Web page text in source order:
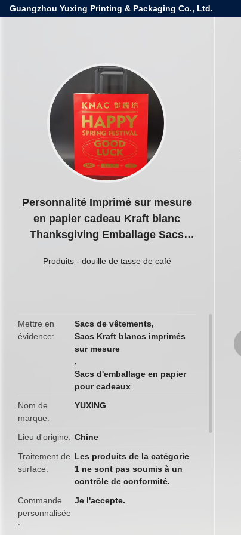
Guangzhou Yuxing Printing & Packaging Co., Ltd.
Personnalité Imprimé sur mesure
en papier cadeau Kraft blanc
Thanksgiving Emballage Sacs
et les vêtements
Produits- douille de tasse de café
Mettre en
évidence
Sacs de vêtements,
Sacs Kraft blancs imprimés
sur mesure
,
Sacs d'emballage en papier
pour cadeaux
Nom de
marque
YUXING
Lieu d'origine
Chine
Traitement de
surface
Les produits de la catégorie
1 ne sont pas soumis à un
contrôle de conformité.
Commande
personnalisée
Je l'accepte.